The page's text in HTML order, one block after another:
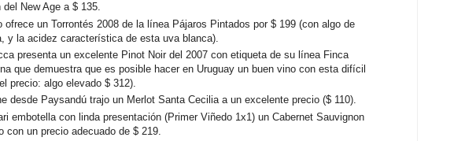
del New Age a $ 135.
ofrece un Torrontés 2008 de la línea Pájaros Pintados por $ 199 (con algo de
y la acidez característica de esta uva blanca).
presenta un excelente Pinot Noir del 2007 con etiqueta de su línea Finca
que demuestra que es posible hacer en Uruguay un buen vino con esta difícil
precio: algo elevado $ 312).
desde Paysandú trajo un Merlot Santa Cecilia a un excelente precio ($ 110).
embotella con linda presentación (Primer Viñedo 1x1) un Cabernet Sauvignon
con un precio adecuado de $ 219.